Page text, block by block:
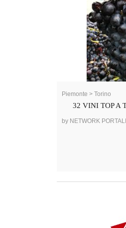
Piemonte > Torino
32 VINI TOP A
by NETWORK PORTALI